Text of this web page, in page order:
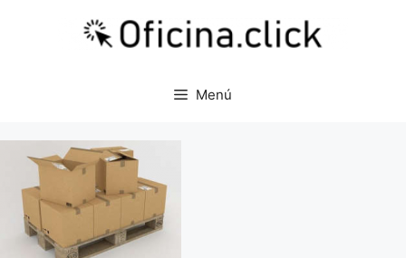
Menú